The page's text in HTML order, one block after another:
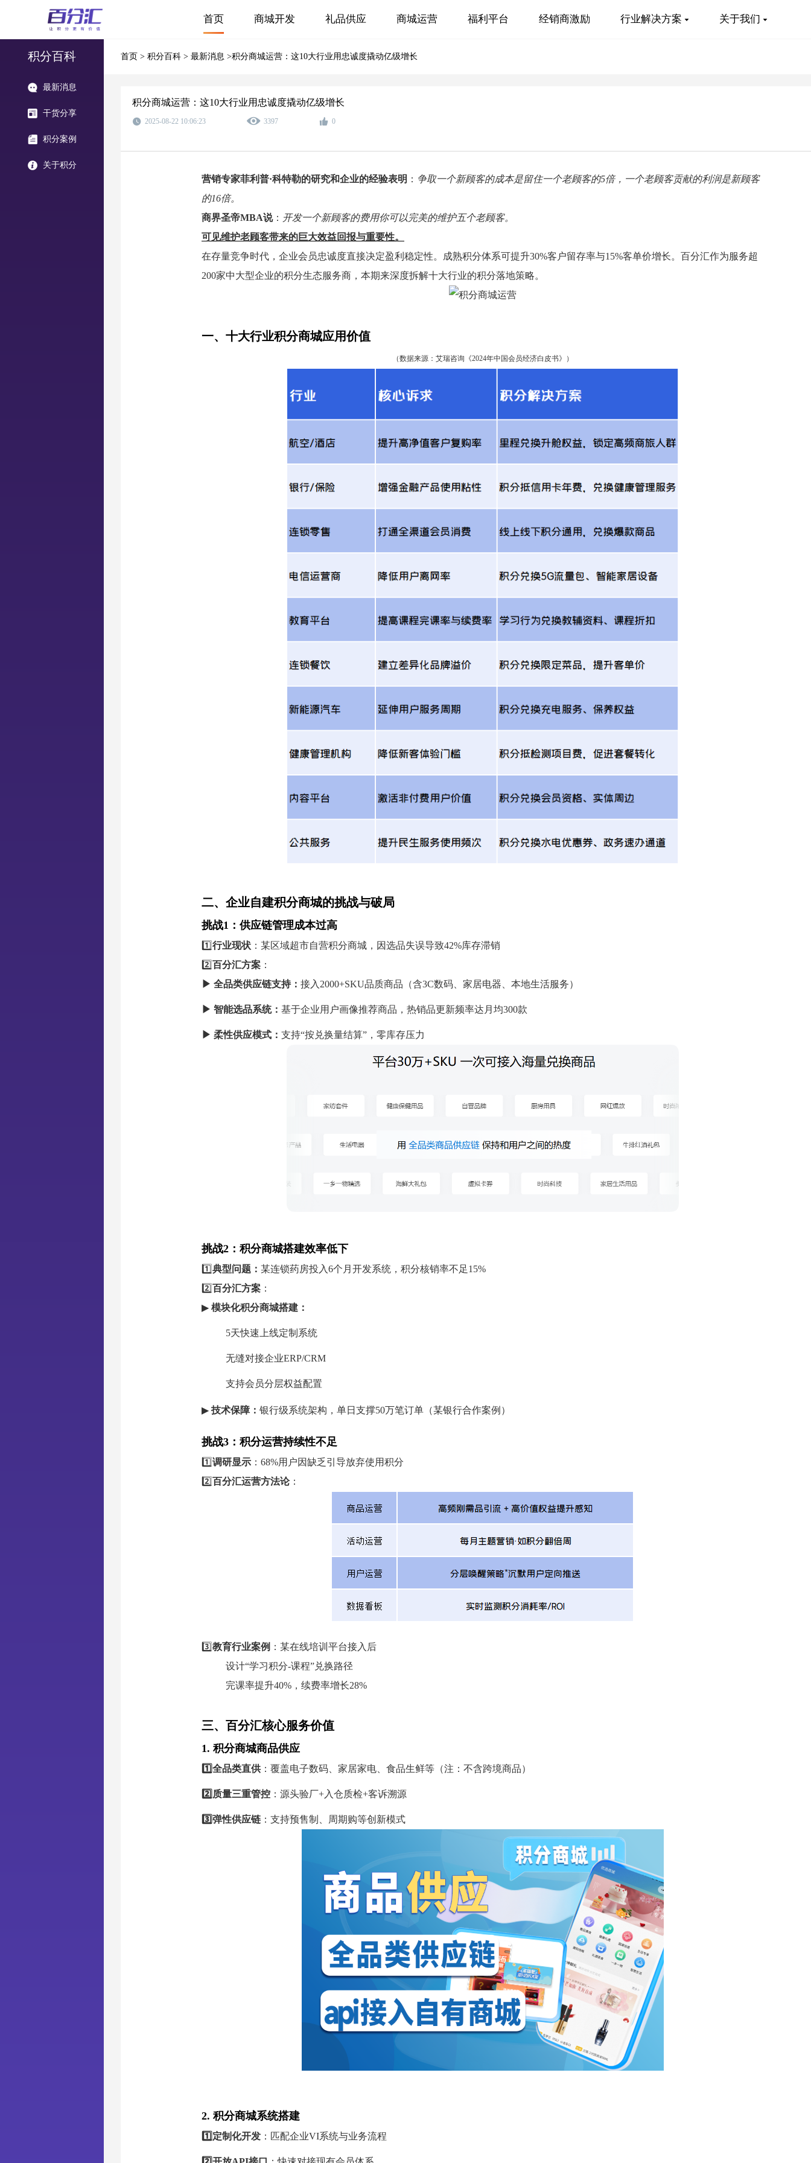
首页 商城开发 礼品供应 商城运营 福利平台 经销商激励 行业解决方案 关于我们
积分百科
最新消息
干货分享
积分案例
关于积分
首页 > 积分百科 > 最新消息 >积分商城运营：这10大行业用忠诚度撬动亿级增长
积分商城运营：这10大行业用忠诚度撬动亿级增长
2025-08-22 10:06:23 3397 0
营销专家菲利普·科特勒的研究和企业的经验表明 ： 争取一个新顾客的成本是留住一个老顾客的5倍，一个老顾客贡献的利润是新顾客
的16倍。
商界圣帝MBA说： 开发一个新顾客的费用你可以完美的维护五个老顾客。
可见维护老顾客带来的巨大效益回报与重要性。
在存量竞争时代，企业会员忠诚度直接决定盈利稳定性。成熟积分体系可提升30%客户留存率与15%客单价增长。百分汇作为服务超
200家中大型企业的积分生态服务商，本期来深度拆解十大行业的积分落地策略。
一、十大行业积分商城应用价值
（数据来源：艾瑞咨询《2024年中国会员经济白皮书》）
二、企业自建积分商城的挑战与破局
挑战1：供应链管理成本过高
1️⃣行业现状 ：某区域超市自营积分商城，因选品失误导致42%库存滞销
2️⃣百分汇方案 ：
▶ 全品类供应链支持： 接入2000+SKU品质商品（含3C数码、家居电器、本地生活服务）
▶ 智能选品系统： 基于企业用户画像推荐商品，热销品更新频率达月均300款
▶ 柔性供应模式： 支持“按兑换量结算”，零库存压力
挑战2：积分商城搭建效率低下
1️⃣典型问题： 某连锁药房投入6个月开发系统，积分核销率不足15%
2️⃣百分汇方案 ：
▶ 模块化积分商城搭建：
5天快速上线定制系统
无缝对接企业ERP/CRM
支持会员分层权益配置
▶ 技术保障： 银行级系统架构，单日支撑50万笔订单（某银行合作案例）
挑战3：积分运营持续性不足
1️⃣调研显示 ：68%用户因缺乏引导放弃使用积分
2️⃣百分汇运营方法论：
3️⃣教育行业案例 ：某在线培训平台接入后
设计“学习积分-课程”兑换路径
完课率提升40%，续费率增长28%
三、百分汇核心服务价值
1. 积分商城商品供应
1️⃣全品类直供 ：覆盖电子数码、家居家电、食品生鲜等（注：不含跨境商品）
2️⃣质量三重管控 ：源头验厂+入仓质检+客诉溯源
3️⃣弹性供应链 ：支持预售制、周期购等创新模式
2. 积分商城系统搭建
1️⃣定制化开发 ：匹配企业VI系统与业务流程